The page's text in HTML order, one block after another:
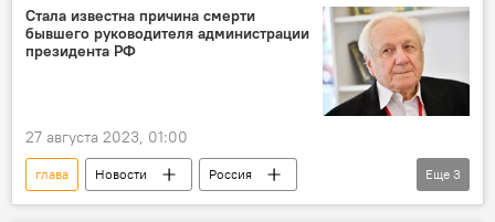
ОБСЕ
БДИПЧ ОБСЕ
парламентские выборы
Милли Меджлис
Стала известна причина смерти
бывшего руководителя администрации
президента РФ
27 августа 2023, 01:00
глава Новости
Россия
Санкт-Петербург
Администрация
Еще 3